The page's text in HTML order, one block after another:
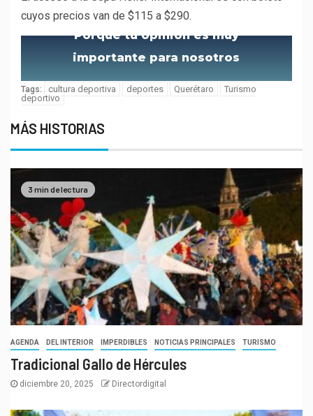
cuyos precios van de $115 a $290.
Porque tu opinión es muy
importante para nosotros
Tags: cultura deportiva deportes Querétaro
Turismo
deportivo
MÁS HISTORIAS
3 min de lectura
AGENDA DEL INTERIOR IMPERDIBLES NOTICIAS PRINCIPALES TURISMO
Tradicional Gallo de Hércules
diciembre 20, 2025 Directordigital